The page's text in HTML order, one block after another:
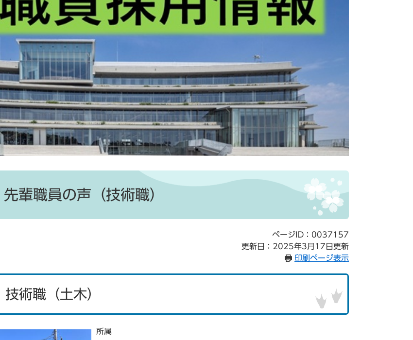
先輩職員の声（技術職）
ページID：0037157
更新日：2025年3月17日更新
印刷ページ表示
技術職（土木）
所属